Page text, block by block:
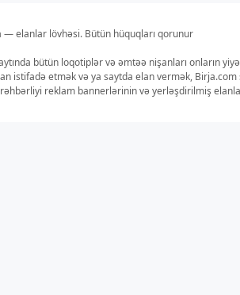
elanlar lövhəsi. Bütün hüquqları qorunur
bütün loqotiplər və əmtəə nişanları onların
istifadə etmək və ya saytda elan vermək, Birja.com
rəhbərliyi reklam bannerlərinin və yerləşdirilmiş